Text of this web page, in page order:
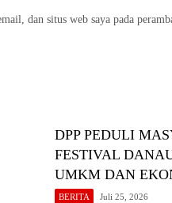
dan situs web saya pada
DPP PEDULI
FESTIVAL
UMKM DAN
BERITA Juli 25, 2026